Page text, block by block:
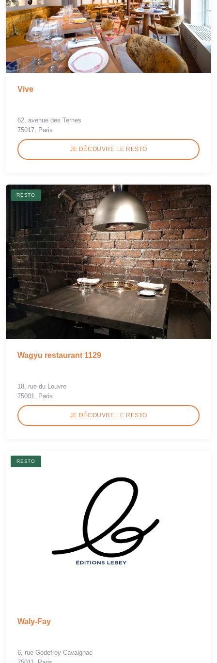
Vive
62, avenue des Ternes
75017, Paris
JE DÉCOUVRE LE RESTO
RESTO
Wagyu restaurant 1129
18, rue du Louvre
75001, Paris
JE DÉCOUVRE LE RESTO
RESTO
Waly-Fay
6, rue Godefroy Cavaignac